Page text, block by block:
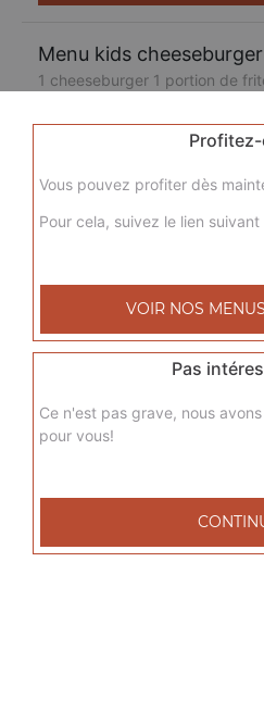
Menu kids cheeseburger
1 cheeseburger 1 portion de
Vous pouvez profiter dès
Pour cela, suivez le lien suivant
VOIR NOS
Pas
Ce n'est pas grave, nous
pour vous!